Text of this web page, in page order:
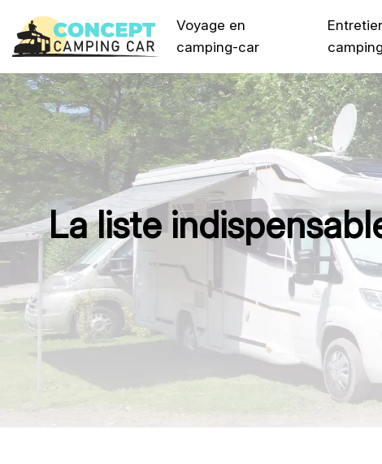
Voyage en
camping-car
La liste